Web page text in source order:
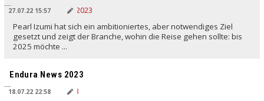
27.07.22 15:57
Pearl Izumi hat sich ein ambitioniertes, aber notwendiges Ziel
gesetzt und zeigt der Branche, wohin die Reise gehen sollte: bis
2025 möchte ...
Endura News 2023
18.07.22 22:58